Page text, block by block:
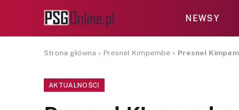
NEWSY
Strona główna » Presnel Kimpembe » Presnel
AKTUALNOŚCI